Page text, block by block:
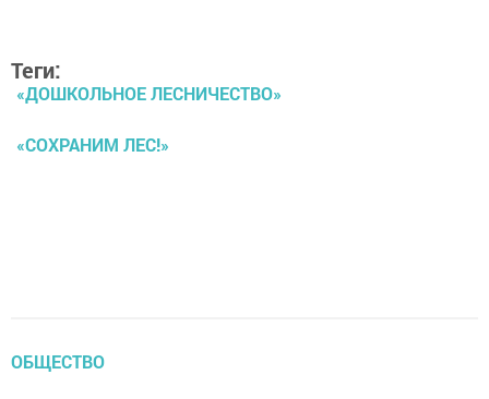
Теги:
«ДОШКОЛЬНОЕ ЛЕСНИЧЕСТВО»
«СОХРАНИМ ЛЕС!»
ОБЩЕСТВО